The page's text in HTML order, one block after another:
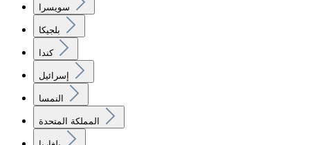
سويسرا
بلجيكا
كندا
إسرائيل
النمسا
المملكة المتحدة